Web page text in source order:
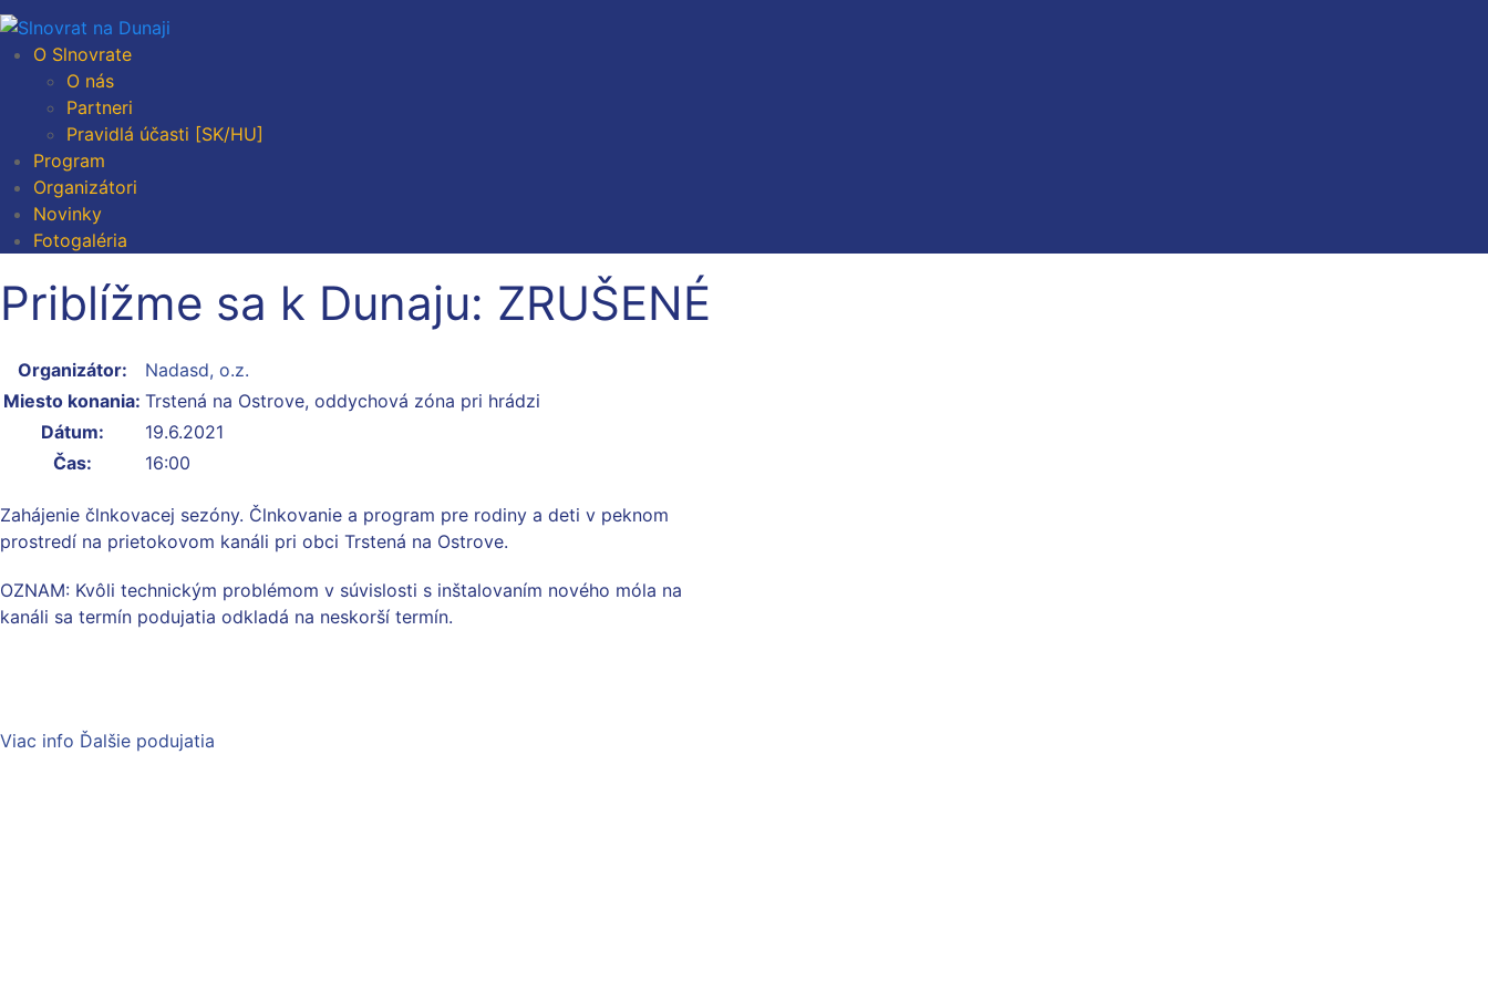
O Slnovrate
O nás
Partneri
Pravidlá účasti [SK/HU]
Program
Organizátori
Novinky
Fotogaléria
Priblížme sa k Dunaju: ZRUŠENÉ
Organizátor:
Nadasd, o.z.
Miesto konania: Trstená na Ostrove, oddychová zóna pri hrádzi
Dátum:
19.6.2021
Čas:
16:00
Zahájenie člnkovacej sezóny. Člnkovanie a program pre rodiny a deti v peknom
prostredí na prietokovom kanáli pri obci Trstená na Ostrove.
OZNAM: Kvôli technickým problémom v súvislosti s inštalovaním nového móla na
kanáli sa termín podujatia odkladá na neskorší termín.
Viac info Ďalšie podujatia